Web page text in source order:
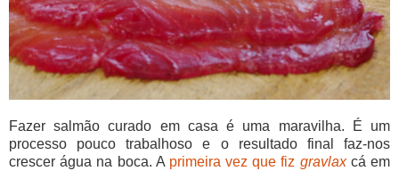
Fazer salmão curado em casa é uma maravilha. É um
processo pouco trabalhoso e o resultado final faz-nos
crescer água na boca. A primeira vez que fiz gravlaxcá em